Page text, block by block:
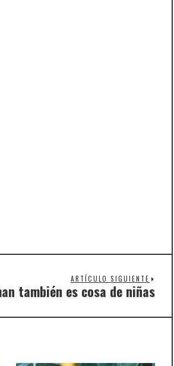
ARTÍCULO SIGUIENTE
también es cosa de niñas